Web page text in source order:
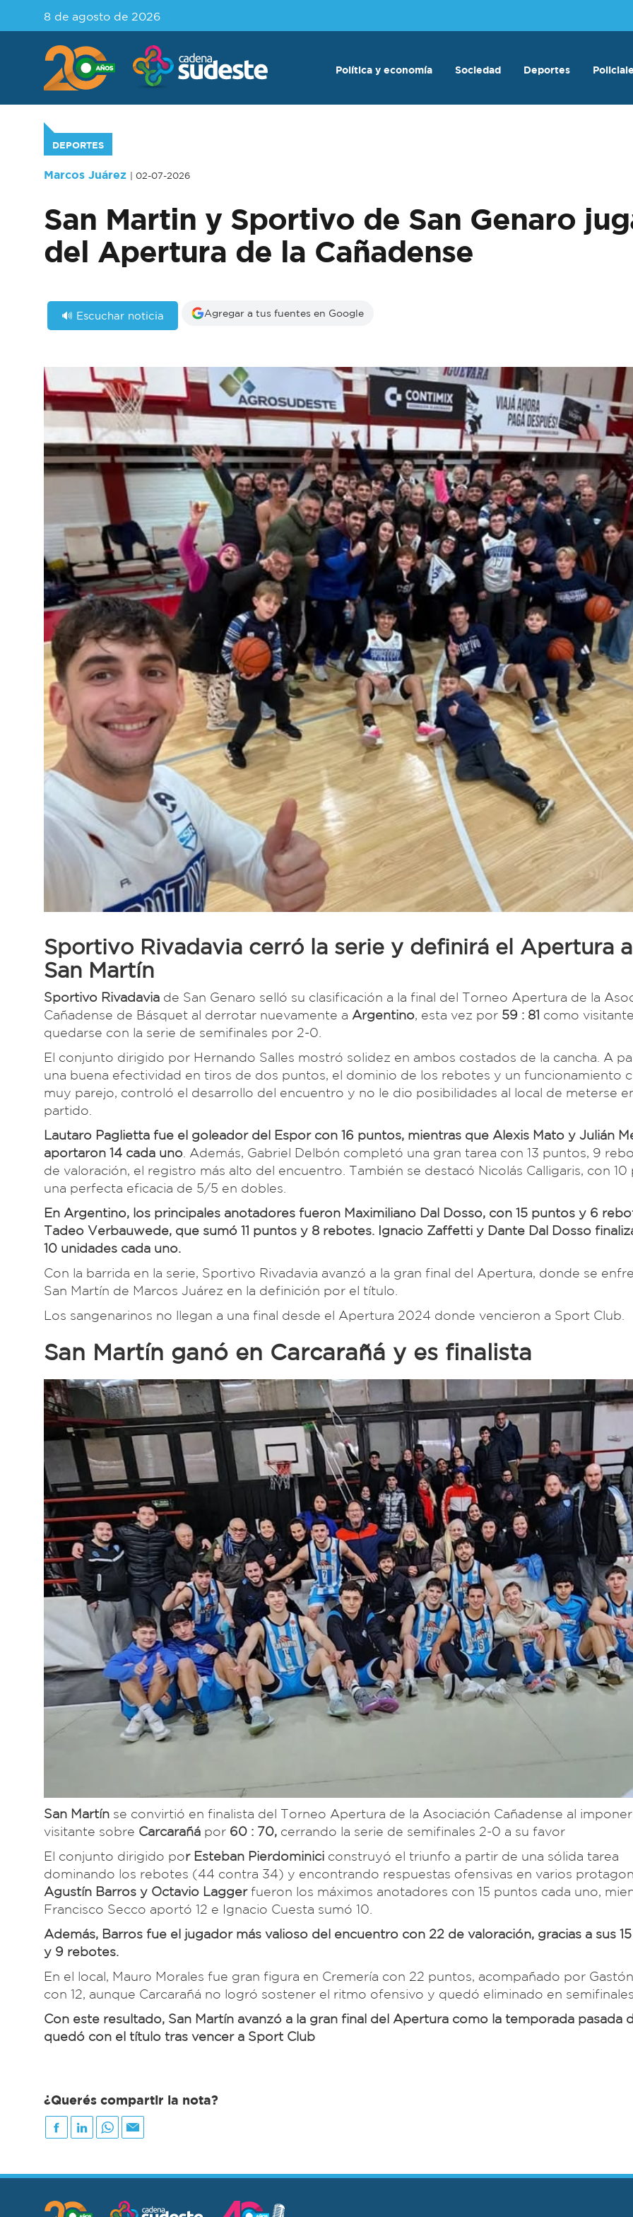
8 de agosto de 2026
Política y economía Sociedad Deportes
DEPORTES
Marcos Juárez | 02-07-2026
San Martin y Sportivo de San Genaro
del Apertura de la Cañadense
🔊 Escuchar noticia Agregar a tus fuentes en Google
Sportivo Rivadavia cerró la serie y definirá el Apertura
San Martín
Sportivo Rivadavia de San Genaro selló su clasificación a la final del Torneo Apertura de la
Cañadense de Básquet al derrotar nuevamente a Argentino, esta vez por 59 : 81 como
quedarse con la serie de semifinales por 2-0.
El conjunto dirigido por Hernando Salles mostró solidez en ambos costados de la cancha. A
una buena efectividad en tiros de dos puntos, el dominio de los rebotes y un funcionamiento
muy parejo, controló el desarrollo del encuentro y no le dio posibilidades al local de meterse
partido.
Lautaro Paglietta fue el goleador del Espor con 16 puntos, mientras que Alexis Mato y Julián
aportaron 14 cada uno . Además, Gabriel Delbón completó una gran tarea con 13 puntos, 9
de valoración, el registro más alto del encuentro. También se destacó Nicolás Calligaris, con
una perfecta eficacia de 5/5 en dobles.
En Argentino, los principales anotadores fueron Maximiliano Dal Dosso, con 15 puntos y 6
Tadeo Verbauwede, que sumó 11 puntos y 8 rebotes. Ignacio Zaffetti y Dante Dal Dosso
10 unidades cada uno.
Con la barrida en la serie, Sportivo Rivadavia avanzó a la gran final del Apertura, donde se
San Martín de Marcos Juárez en la definición por el título.
Los sangenarinos no llegan a una final desde el Apertura 2024 donde vencieron a Sport Club.
San Martín ganó en Carcarañá y es finalista
San Martín se convirtió en finalista del Torneo Apertura de la Asociación Cañadense al
visitante sobre Carcarañá por 60 : 70, cerrando la serie de semifinales 2-0 a su favor
El conjunto dirigido por Esteban Pierdominici construyó el triunfo a partir de una sólida tarea
dominando los rebotes (44 contra 34) y encontrando respuestas ofensivas en varios
Agustín Barros y Octavio Laggerfueron los máximos anotadores con 15 puntos cada uno,
Francisco Secco aportó 12 e Ignacio Cuesta sumó 10.
Además, Barros fue el jugador más valioso del encuentro con 22 de valoración, gracias a sus
y 9 rebotes.
En el local, Mauro Morales fue gran figura en Cremería con 22 puntos, acompañado por
con 12, aunque Carcarañá no logró sostener el ritmo ofensivo y quedó eliminado en
Con este resultado, San Martín avanzó a la gran final del Apertura como la temporada pasada
quedó con el título tras vencer a Sport Club
¿Querés compartir la nota?